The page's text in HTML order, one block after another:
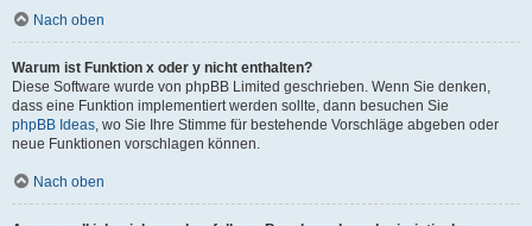
Nach oben
Warum ist Funktion x oder y nicht enthalten?
Diese Software wurde von phpBB Limited geschrieben. Wenn Sie denken,
dass eine Funktion implementiert werden sollte, dann besuchen Sie
phpBB Ideas, wo Sie Ihre Stimme für bestehende Vorschläge abgeben oder
neue Funktionen vorschlagen können.
Nach oben